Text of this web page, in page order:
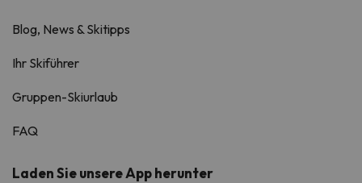
Blog, News & Skitipps
Ihr Skiführer
Gruppen-Skiurlaub
FAQ
Laden Sie unsere App herunter